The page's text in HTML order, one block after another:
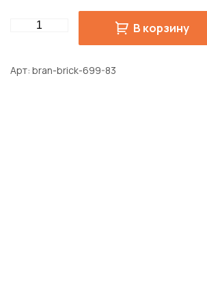
Quantity В корзину
Арт bran-brick-699-83